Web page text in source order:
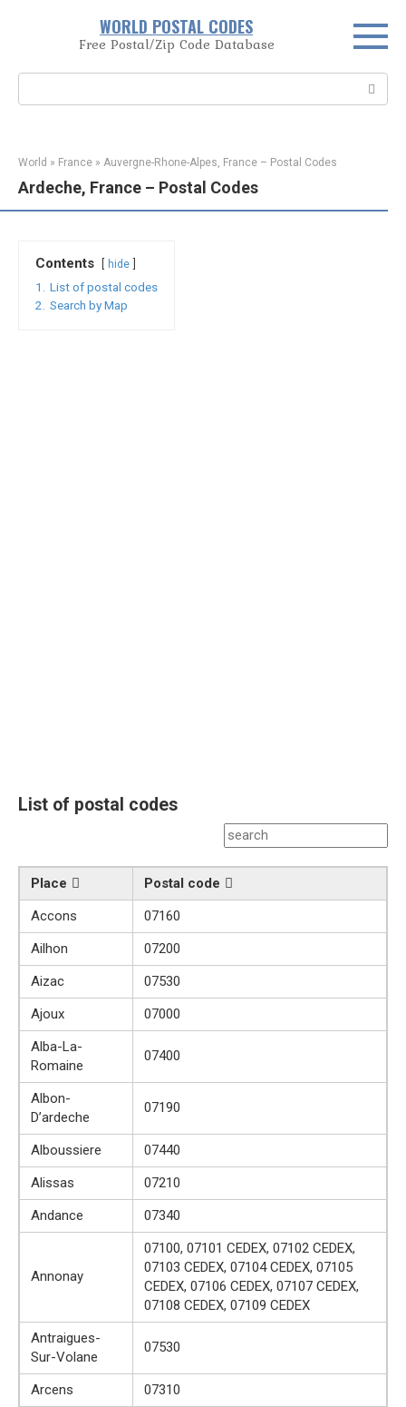
WORLD POSTAL CODES
Free Postal/Zip Code Database
World » France » Auvergne-Rhone-Alpes, France – Postal Codes
Ardeche, France – Postal Codes
Contents hide
1.
List of postal codes
2.
Search by Map
List of postal codes
Place
Postal code
Accons
07160
Ailhon
07200
Aizac
07530
Ajoux
07000
Alba-La-
Romaine
07400
Albon-
D’ardeche
07190
Alboussiere
07440
Alissas
07210
Andance
07340
Annonay
07100, 07101 CEDEX, 07102 CEDEX,
07103 CEDEX, 07104 CEDEX, 07105
CEDEX, 07106 CEDEX, 07107 CEDEX,
07108 CEDEX, 07109 CEDEX
Antraigues-
Sur-Volane
07530
Arcens
07310